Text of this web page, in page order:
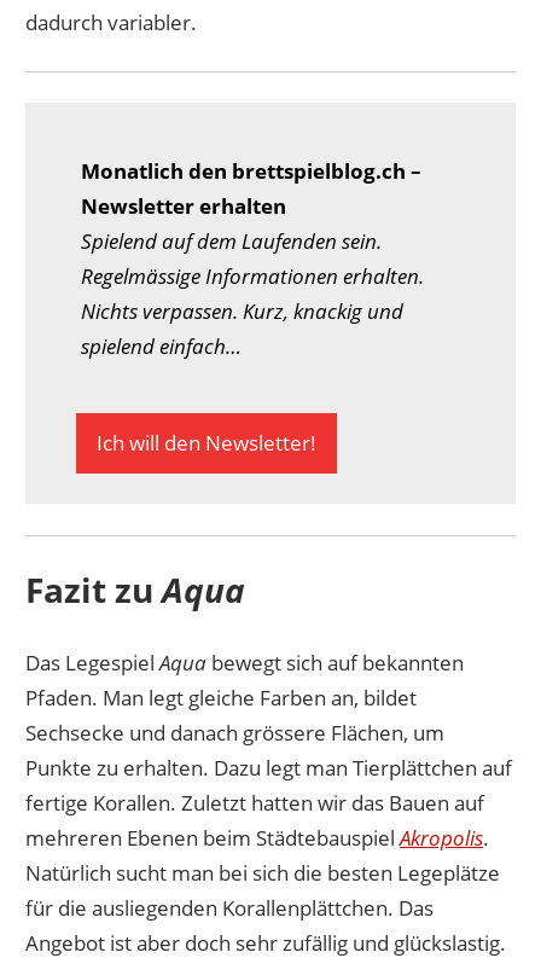
dadurch variabler.
Monatlich den brettspielblog.ch –
Newsletter erhalten
Spielend auf dem Laufenden sein.
Regelmässige Informationen erhalten.
Nichts verpassen. Kurz, knackig und
spielend einfach…
Ich will den Newsletter!
Fazit zuAqua
Das LegespielAqua bewegt sich auf bekannten
Pfaden. Man legt gleiche Farben an, bildet
Sechsecke und danach grössere Flächen, um
Punkte zu erhalten. Dazu legt man Tierplättchen auf
fertige Korallen. Zuletzt hatten wir das Bauen auf
mehreren Ebenen beim StädtebauspielAkropolis.
Natürlich sucht man bei sich die besten Legeplätze
für die ausliegenden Korallenplättchen. Das
Angebot ist aber doch sehr zufällig und glückslastig.